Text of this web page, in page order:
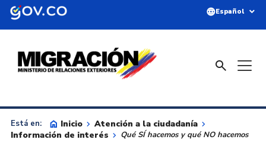
Saltar al contenido principal
languageEspañol expand_more
search
Está en: home Inicio keyboard_arrow_right Atención a la ciudadanía keyboard_arrow_right
Información de interés keyboard_arrow_right Qué SÍ hacemos y qué NO hacemos